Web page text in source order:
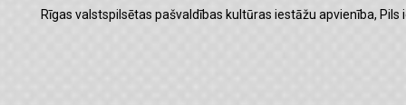
Rīgas valstspilsētas pašvaldības kultūras iestāžu apvienība,